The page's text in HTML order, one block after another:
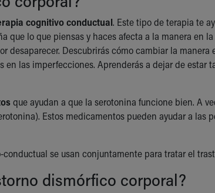
cognitivo conductual. Este tipo de terapia te
que lo que piensas y haces afecta a la manera en
desaparecer. Descubrirás cómo cambiar la manera
las imperfecciones. Aprenderás a dejar de estar
que ayudan a que la serotonina funcione bien. A
Estos medicamentos pueden ayudar a las
se usan conjuntamente para tratar el
dismórfico corporal?